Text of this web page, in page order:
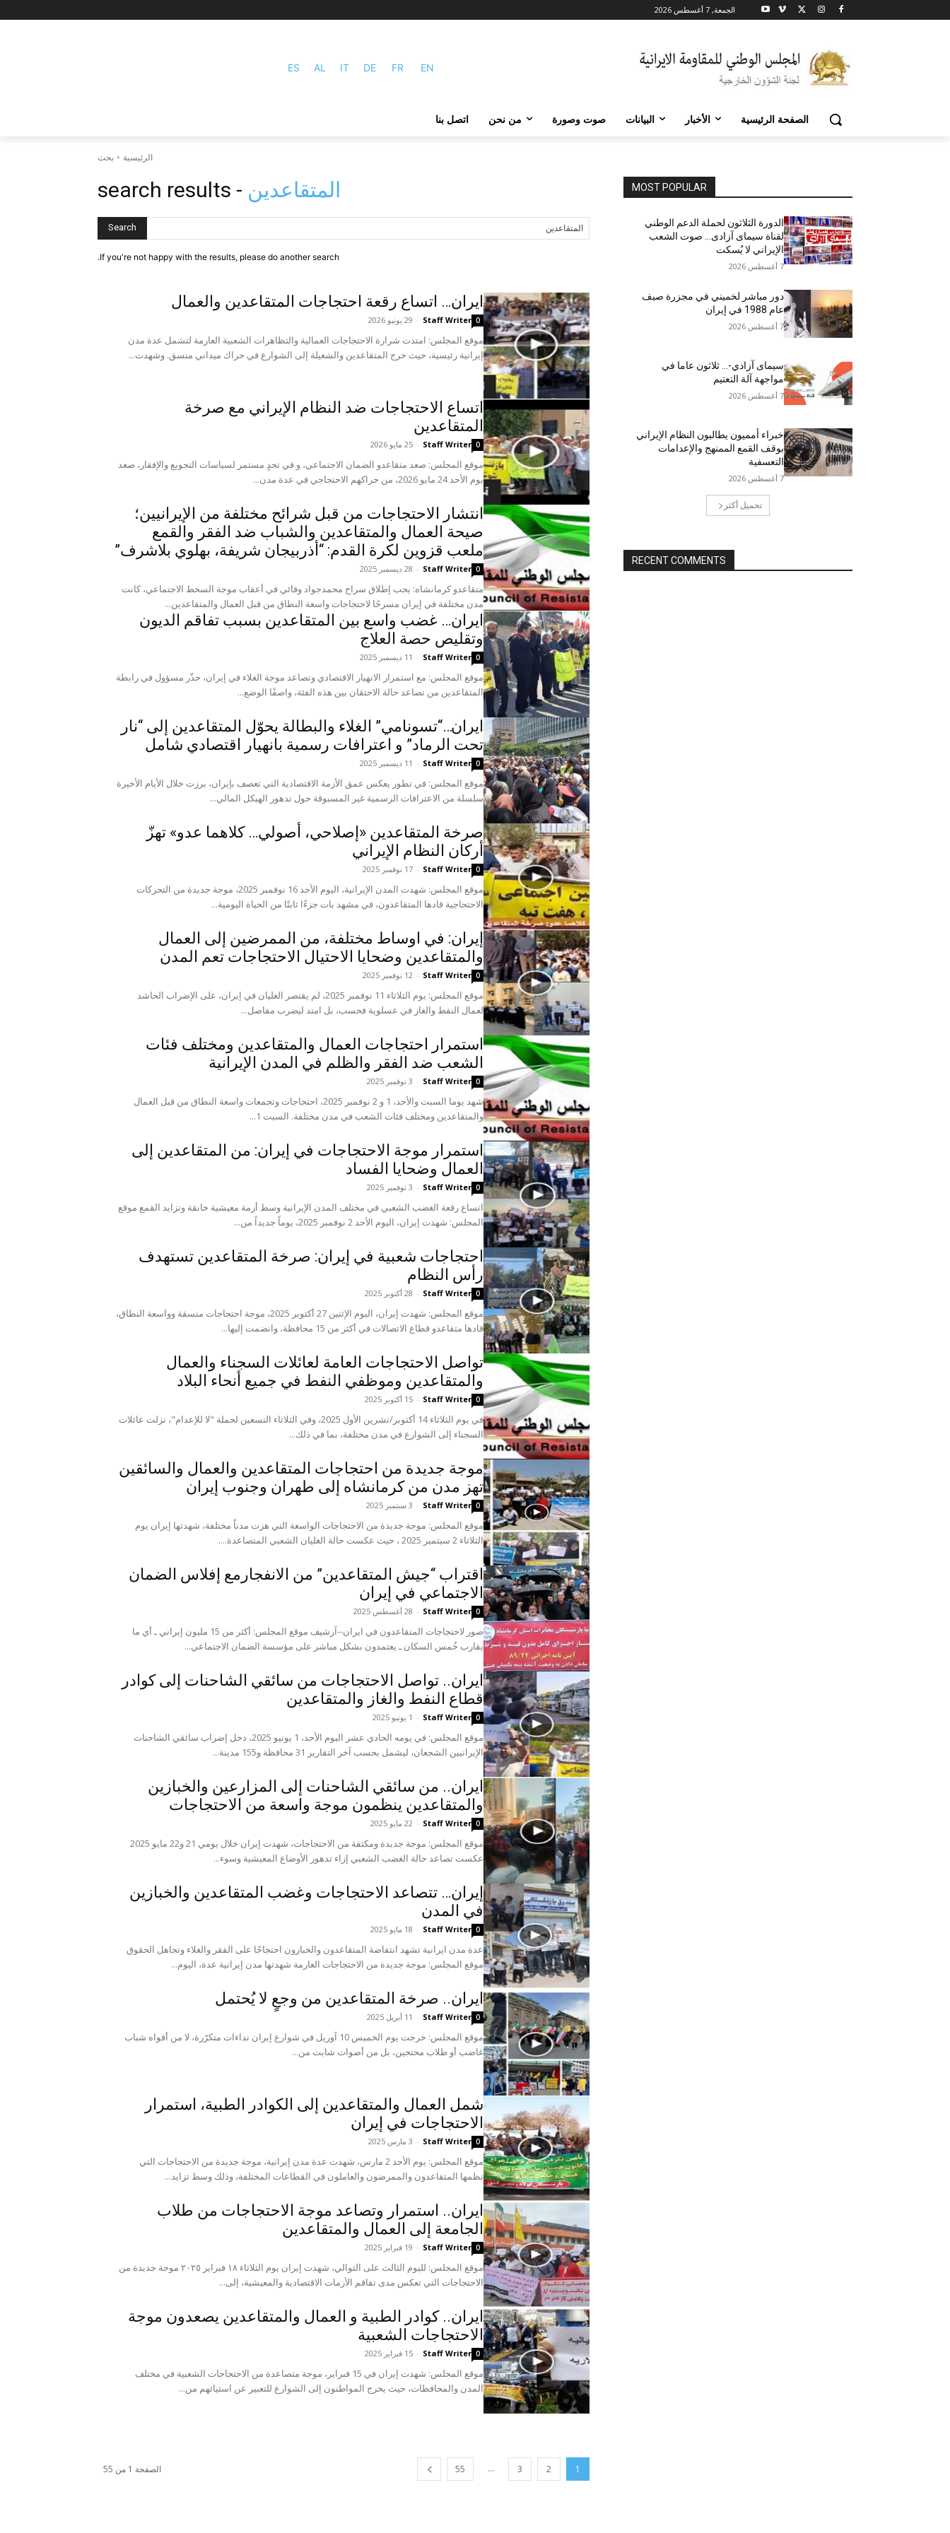
الجمعة, 7 أغسطس 2026
ES AL IT DE FR EN
الصفحة الرئيسية الأخبار البيانات صوت وصورة من نحن اتصل بنا
الرئيسية بحث
المتقاعدين - search results
Search
If you're not happy with the results, please do another search.
ایران… اتساع رقعة احتجاجات المتقاعدين والعمال
Staff Writer
- 29 يونيو 2026 0
موقع المجلس: امتدت شرارة الاحتجاجات العمالية والتظاهرات الشعبية العارمة لتشمل عدة مدن
إيرانية رئيسية، حيث خرج المتقاعدين والشغيلة إلى الشوارع في حراك ميداني منسق. وشهدت...
اتساع الاحتجاجات ضد النظام الإيراني مع صرخة
المتقاعدين
Staff Writer
- 25 مايو 2026 0
موقع المجلس: صعد متقاعدو الضمان الاجتماعي، و في تحدٍ مستمر لسياسات التجويع والإفقار، صعد
يوم الأحد 24 مايو 2026، من حراكهم الاحتجاجي في عدة مدن...
انتشار الاحتجاجات من قبل شرائح مختلفة من الإيرانيين؛
صيحة العمال والمتقاعدين والشباب ضد الفقر والقمع
ملعب قزوين لكرة القدم: “أذربيجان شريفة، بهلوي بلاشرف”
Staff Writer
- 28 ديسمبر 2025 0
متقاعدو كرمانشاه: يجب إطلاق سراح محمدجواد وفائي في أعقاب موجة السخط الاجتماعي، كانت
مدن مختلفة في إيران مسرحًا لاحتجاجات واسعة النطاق من قبل العمال والمتقاعدين...
ایران… غضب واسع بين المتقاعدين بسبب تفاقم الديون
وتقليص حصة العلاج
Staff Writer
- 11 ديسمبر 2025 0
موقع المجلس: مع استمرار الانهيار الاقتصادي وتصاعد موجة الغلاء في إيران، حذّر مسؤول في رابطة
المتقاعدين من تصاعد حالة الاحتقان بين هذه الفئة، واصفًا الوضع...
ایران…“تسونامي” الغلاء والبطالة يحوّل المتقاعدين إلى “نار
تحت الرماد” و اعترافات رسمية بانهيار اقتصادي شامل
Staff Writer
- 11 ديسمبر 2025 0
موقع المجلس: في تطور يعكس عمق الأزمة الاقتصادية التي تعصف بإيران، برزت خلال الأيام الأخيرة
سلسلة من الاعترافات الرسمية غير المسبوقة حول تدهور الهيكل المالي...
صرخة المتقاعدين «إصلاحي، أصولي… كلاهما عدو» تهزّ
أركان النظام الإيراني
Staff Writer
- 17 نوفمبر 2025 0
موقع المجلس: شهدت المدن الإيرانية، اليوم الأحد 16 نوفمبر 2025، موجة جديدة من التحركات
الاحتجاجية قادها المتقاعدون، في مشهد بات جزءًا ثابتًا من الحياة اليومية...
إيران: في اوساط مختلفة، من الممرضين إلى العمال
والمتقاعدين وضحايا الاحتيال الاحتجاجات تعم المدن
Staff Writer
- 12 نوفمبر 2025 0
موقع المجلس: يوم الثلاثاء 11 نوفمبر 2025، لم يقتصر الغليان في إيران، على الإضراب الحاشد
لعمال النفط والغاز في عسلوية فحسب، بل امتد ليضرب مفاصل...
استمرار احتجاجات العمال والمتقاعدين ومختلف فئات
الشعب ضد الفقر والظلم في المدن الإيرانية
Staff Writer
- 3 نوفمبر 2025 0
شهد يوما السبت والأحد، 1 و 2 نوفمبر 2025، احتجاجات وتجمعات واسعة النطاق من قبل العمال
والمتقاعدين ومختلف فئات الشعب في مدن مختلفة. السبت 1...
استمرار موجة الاحتجاجات في إيران: من المتقاعدين إلى
العمال وضحايا الفساد
Staff Writer
- 3 نوفمبر 2025 0
اتساع رقعة الغضب الشعبي في مختلف المدن الإيرانية وسط أزمة معيشية خانقة وتزايد القمع موقع
المجلس: شهدت إيران، اليوم الأحد 2 نوفمبر 2025، يوماً جديداً من...
احتجاجات شعبية في إيران: صرخة المتقاعدين تستهدف
رأس النظام
Staff Writer
- 28 أكتوبر 2025 0
موقع المجلس: شهدت إيران، اليوم الإثنين 27 أكتوبر 2025، موجة احتجاجات منسقة وواسعة النطاق،
قادها متقاعدو قطاع الاتصالات في أكثر من 15 محافظة، وانضمت إليها...
تواصل الاحتجاجات العامة لعائلات السجناء والعمال
والمتقاعدين وموظفي النفط في جميع أنحاء البلاد
Staff Writer
- 15 أكتوبر 2025 0
في يوم الثلاثاء 14 أكتوبر/تشرين الأول 2025، وفي الثلاثاء التسعين لحملة "لا للإعدام"، نزلت عائلات
السجناء إلى الشوارع في مدن مختلفة، بما في ذلك...
موجة جديدة من احتجاجات المتقاعدين والعمال والسائقين
تهز مدن من كرمانشاه إلى طهران وجنوب إيران
Staff Writer
- 3 سبتمبر 2025 0
موقع المجلس: موجة جديدة من الاحتجاجات الواسعة التي هزت مدناً مختلفة، شهدتها إيران يوم
الثلاثاء 2 سبتمبر 2025 ، حیث عكست حالة الغليان الشعبي المتصاعدة....
اقتراب “جيش المتقاعدين” من الانفجارمع إفلاس الضمان
الاجتماعي في إيران
Staff Writer
- 28 أغسطس 2025 0
صور لاحتجاجات المتقاعدون في ایران--آرشیف موقع المجلس: أكثر من 15 مليون إيراني ـ أي ما
يقارب خُمس السكان ـ يعتمدون بشكل مباشر على مؤسسة الضمان الاجتماعي...
ایران.. تواصل الاحتجاجات من سائقي الشاحنات إلى كوادر
قطاع النفط والغاز والمتقاعدين
Staff Writer
- 1 يونيو 2025 0
موقع المجلس: في يومه الحادي عشر اليوم الأحد، 1 يونيو 2025، دخل إضراب سائقي الشاحنات
الإيرانيين الشجعان، ليشمل بحسب آخر التقارير 31 محافظة و155 مدينة...
ایران.. من سائقي الشاحنات إلى المزارعين والخبازين
والمتقاعدين ینظمون موجة واسعة من الاحتجاجات
Staff Writer
- 22 مايو 2025 0
موقع المجلس: موجة جديدة ومكثفة من الاحتجاجات، شهدت إيران خلال يومي 21 و22 مايو 2025
عكست تصاعد حالة الغضب الشعبي إزاء تدهور الأوضاع المعيشية وسوء...
إيران… تتصاعد الاحتجاجات وغضب المتقاعدين والخبازين
في المدن
Staff Writer
- 18 مايو 2025 0
موقع المجلس: موجة جديدة من الاحتجاجات العارمة شهدتها مدن إيرانية عدة، اليوم...
ایران.. صرخة المتقاعدين من وجعٍ لا يُحتمل
Staff Writer
- 11 أبريل 2025 0
موقع المجلس: خرجت یوم الخمیس 10 آوریل في شوارع إيران نداءات متكرّرة، لا من أفواه شباب
غاضب أو طلاب محتجين، بل من أصوات شابت من...
شمل العمال والمتقاعدين إلى الكوادر الطبية، استمرار
الاحتجاجات في إيران
Staff Writer
- 3 مارس 2025 0
موقع المجلس: يوم الأحد 2 مارس، شهدت عدة مدن إيرانية، موجة جديدة من الاحتجاجات التي
نظمها المتقاعدون والممرضون والعاملون في القطاعات المختلفة، وذلك وسط تزايد...
ایران.. استمرار وتصاعد موجة الاحتجاجات من طلاب
الجامعة إلى العمال والمتقاعدين
Staff Writer
- 19 فبراير 2025 0
موقع المجلس: لليوم الثالث على التوالي، شهدت إيران یوم الثلاثاء ١٨ فبراير ٢٠٢٥ موجة جديدة من
الاحتجاجات التي تعكس مدى تفاقم الأزمات الاقتصادية والمعيشية، إلى...
ایران.. كوادر الطبية و العمال والمتقاعدين یصعدون موجة
الاحتجاجات الشعبیة
Staff Writer
- 15 فبراير 2025 0
موقع المجلس: شهدت إيران في 15 فبراير، موجة متصاعدة من الاحتجاجات الشعبية في مختلف
المدن والمحافظات، حيث يخرج المواطنون إلى الشوارع للتعبير عن استيائهم من...
1
2
3
...
55 الصفحة 1 من 55
MOST POPULAR
الدورة الثلاثون لحملة الدعم الوطني
لقناة سیمای آزادی… صوت الشعب
الإيراني لا يُسكت
7 أغسطس 2026
دور مباشر لخميني في مجزرة صيف
عام 1988 في إيران
7 أغسطس 2026
سيمای آزادي-… ثلاثون عاما في
مواجهة آلة التعتيم
7 أغسطس 2026
خبراء أمميون يطالبون النظام الإيراني
بوقف القمع الممنهج والإعدامات
التعسفية
7 أغسطس 2026
تحميل أكثر
RECENT COMMENTS